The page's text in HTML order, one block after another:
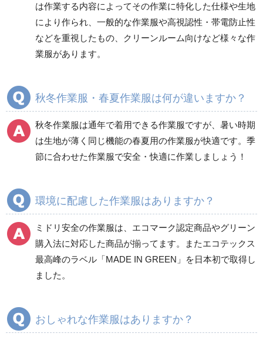
健康管理器具 季節商品 ウイルス対策用品
商品カテゴリ一覧
秋冬長袖
食品産業用長袖
食品産業用半袖
秋冬長袖
ワークパンツ
春夏ワークパンツ作業
ズボン
秋冬ワークパンツ作業
ズボン
カーゴパンツ
春夏カーゴパンツ作業
ズボン
ズボン
は作業する内容によってその作業に特化した仕様や生地
により作られ、一般的な作業服や高視認性・帯電防止性
などを重視したもの、クリーンルーム向けなど様々な作
業服があります。
秋冬作業服・春夏作業服は何が違いますか？
秋冬作業服は通年で着用できる作業服ですが、暑い時期
は生地が薄く同じ機能の春夏用の作業服が快適です。季
節に合わせた作業服で安全・快適に作業しましょう！
環境に配慮した作業服はありますか？
ミドリ安全の作業服は、エコマーク認定商品やグリーン
購入法に対応した商品が揃ってます。またエコテックス
最高峰のラベル「MADE IN GREEN」を日本初で取得し
ました。
おしゃれな作業服はありますか？